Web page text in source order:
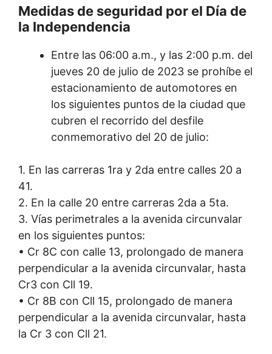
Medidas de seguridad por el Día de
la Independencia
Entre las 06:00 a.m., y las 2:00 p.m. del
jueves 20 de julio de 2023 se prohíbe el
estacionamiento de automotores en
los siguientes puntos de la ciudad que
cubren el recorrido del desfile
conmemorativo del 20 de julio:
1. En las carreras 1ra y 2da entre calles 20 a
41.
2. En la calle 20 entre carreras 2da a 5ta.
3. Vías perimetrales a la avenida circunvalar
en los siguientes puntos:
• Cr 8C con calle 13, prolongado de manera
perpendicular a la avenida circunvalar, hasta
Cr3 con Cll 19.
• Cr 8B con Cll 15, prolongado de manera
perpendicular a la avenida circunvalar, hasta
la Cr 3 con Cll 21.